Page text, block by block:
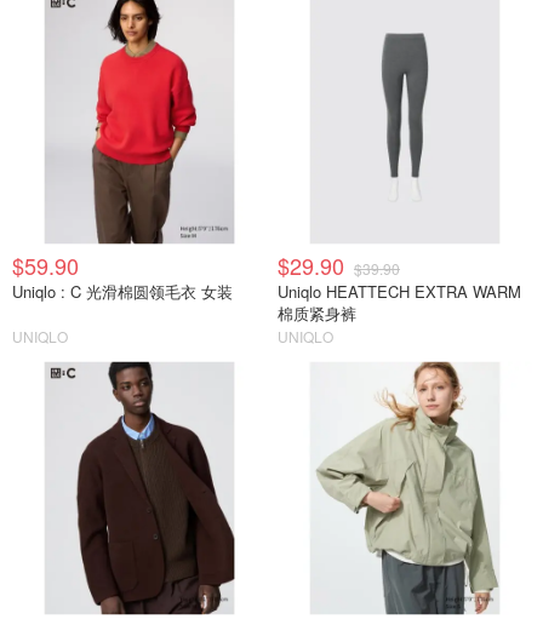
$59.90
Uniqlo : C 光滑棉圆领毛衣 女装
UNIQLO
$29.90 $39.90
Uniqlo HEATTECH EXTRA WARM
棉质紧身裤
UNIQLO